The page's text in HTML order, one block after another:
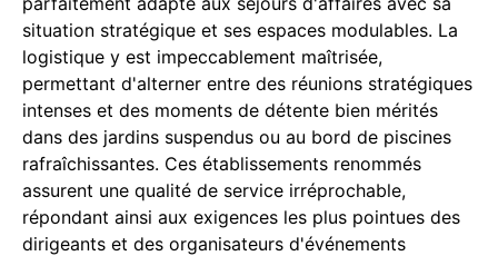
situation stratégique et ses espaces modulables. La
logistique y est impeccablement maîtrisée,
permettant d'alterner entre des réunions stratégiques
intenses et des moments de détente bien mérités
dans des jardins suspendus ou au bord de piscines
rafraîchissantes. Ces établissements renommés
assurent une qualité de service irréprochable,
répondant ainsi aux exigences les plus pointues des
dirigeants et des organisateurs d'événements